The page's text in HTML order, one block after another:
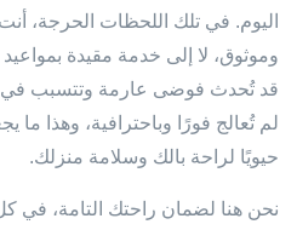
اليوم. في تلك اللحظات الحرجة،
وموثوق، لا إلى خدمة مقيدة
قد تُحدث فوضى عارمة وتتسبب في
لم تُعالج فورًا وباحترافية، وهذا ما
حيويًا لراحة بالك وسلامة منزلك.
نحن هنا لضمان راحتك التامة، في